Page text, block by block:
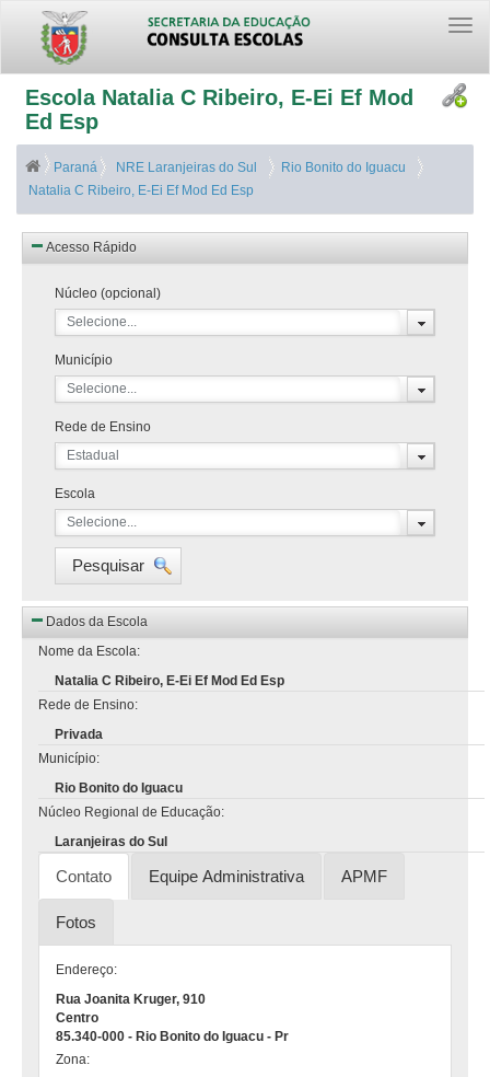
Escola Natalia C Ribeiro, E-Ei Ef Mod
Ed Esp
Paraná NRE Laranjeiras do Sul
Rio Bonito do Iguacu
Natalia C Ribeiro, E-Ei Ef Mod Ed Esp
Acesso Rápido
Núcleo (opcional)
Selecione...
Município
Selecione...
Rede de Ensino
Estadual
Escola
Selecione...
Pesquisar
Dados da Escola
Nome da Escola:
Natalia C Ribeiro, E-Ei Ef Mod Ed Esp
Rede de Ensino:
Privada
Município:
Rio Bonito do Iguacu
Núcleo Regional de Educação:
Laranjeiras do Sul
Contato Equipe Administrativa APMF
Fotos
Endereço:
Rua Joanita Kruger, 910
Centro
85.340-000 - Rio Bonito do Iguacu - Pr
Zona: